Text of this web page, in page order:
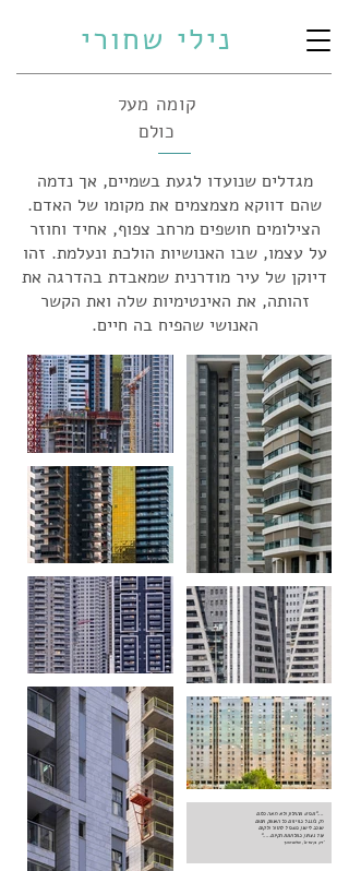
נילי שחורי
קומה מעל
כולם
...."מביט מהחלון ולא רואה כלום
רק ג'ונגל בניינים כל האופק חסום
שוכב לישון בשביל לחזור ולקום
עוד נצחון במלחמת הקיום....."
'רק בן אדם', שלום חנוך
מגדלים שנועדו לגעת בשמיים, אך נדמה
שהם דווקא מצמצמים את מקומו של האדם.
הצילומים חושפים מרחב צפוף, אחיד וחוזר
על עצמו, שבו האנושיות הולכת ונעלמת. זהו
דיוקן של עיר מודרנית שמאבדת בהדרגה את
זהותה, את האינטימיות שלה ואת הקשר
האנושי שהפיח בה חיים.